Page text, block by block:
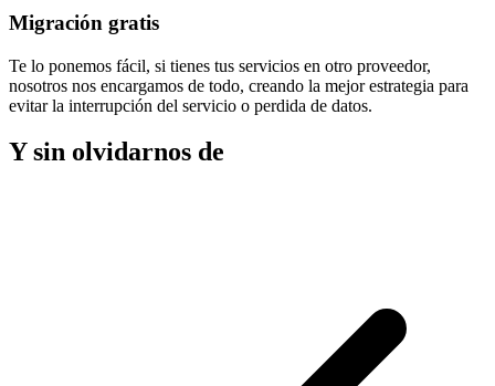
Migración gratis
Te lo ponemos fácil, si tienes tus servicios en otro proveedor,
nosotros nos encargamos de todo, creando la mejor estrategia para
evitar la interrupción del servicio o perdida de datos.
Y sin olvidarnos de